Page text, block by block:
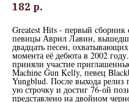
182 р.
Greatest Hits - первый
певицы Аврил Лавин,
двадцать песен,
момента её дебюта в 2002
приняли участие
Machine Gun Kelly, певец
Yungblud. После выхода
ую строчку и достиг 76-ой
представлено на двойном